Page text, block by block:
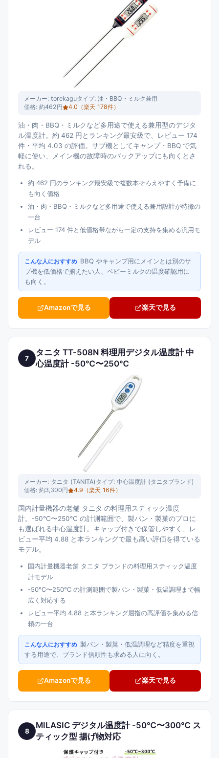
メーカー: torekaguタイプ: 油・BBQ・ミルク兼用
価格: 約462円 4.0 （楽天 178件）
油・肉・BBQ・ミルクなど多用途で使える兼用型のデジタ
ル温度計。約 462 円とランキング最安級で、レビュー 174
件・平均 4.03 の評価。サブ機としてキャンプ・BBQ で気
軽に使い、メイン機の故障時のバックアップにも向くとさ
れる。
約 462 円のランキング最安級で複数本そろえやすく予備に
も向く価格
油・肉・BBQ・ミルクなど多用途で使える兼用設計が特徴の
一台
レビュー 174 件と低価格帯ながら一定の支持を集める汎用モ
デル
こんな人におすすめ BBQ やキャンプ用にメインとは別のサ
ブ機を低価格で揃えたい人、ベビーミルクの温度確認用に
も向く。
Amazonで見る 楽天で見る
7
タニタ TT-508N 料理用デジタル温度計 中
心温度計 -50℃〜250℃
メーカー: タニタ (TANITA) タイプ: 中心温度計 (タニタブランド)
価格: 約3,300円 4.9 （楽天 16件）
国内計量機器の老舗 タニタ の料理用スティック温度
計。-50℃〜250℃ の計測範囲で、製パン・製菓のプロに
も選ばれる中心温度計。キャップ付きで保管しやすく、レ
ビュー平均 4.88 と本ランキングで最も高い評価を得ている
モデル。
国内計量機器老舗 タニタ ブランドの料理用スティック温度
計モデル
-50℃〜250℃ の計測範囲で製パン・製菓・低温調理まで幅
広く対応する
レビュー平均 4.88 と本ランキング屈指の高評価を集める信
頼の一台
こんな人におすすめ 製パン・製菓・低温調理など精度を重視
する用途で、ブランド信頼性も求める人に向く。
Amazonで見る 楽天で見る
8
MILASIC デジタル温度計 -50℃〜300℃ ス
ティック型 揚げ物対応